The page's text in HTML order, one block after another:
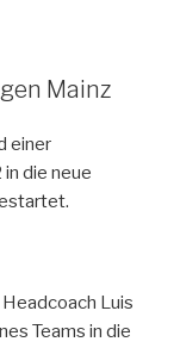
Mainz
einer
die neue
Luis
Teams in die